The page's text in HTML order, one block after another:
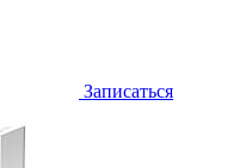
Записаться